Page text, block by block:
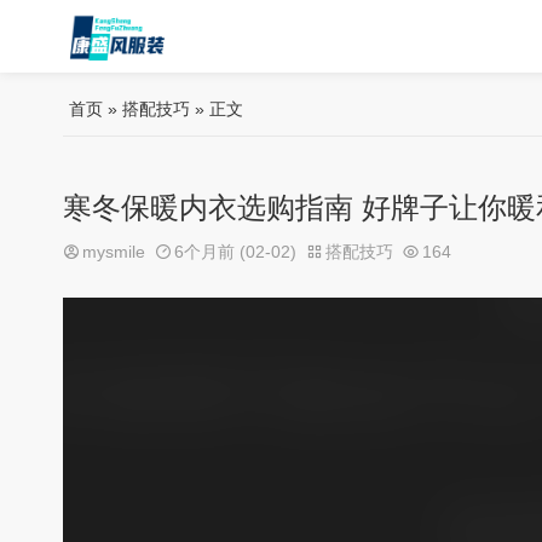
首页 » 搭配技巧 » 正文
寒冬保暖内衣选购指南 好牌子让你
mysmile 6个月前 (02-02) 搭配技巧 164